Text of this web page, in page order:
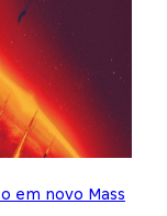
em novo Mass